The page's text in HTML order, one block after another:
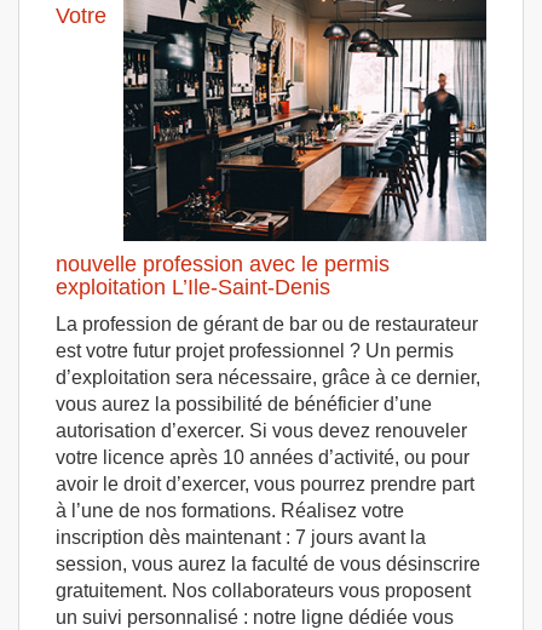
Votre
nouvelle profession avec le permis
exploitation L’Ile-Saint-Denis
La profession de gérant de bar ou de restaurateur
est votre futur projet professionnel ? Un permis
d’exploitation sera nécessaire, grâce à ce dernier,
vous aurez la possibilité de bénéficier d’une
autorisation d’exercer. Si vous devez renouveler
votre licence après 10 années d’activité, ou pour
avoir le droit d’exercer, vous pourrez prendre part
à l’une de nos formations. Réalisez votre
inscription dès maintenant : 7 jours avant la
session, vous aurez la faculté de vous désinscrire
gratuitement. Nos collaborateurs vous proposent
un suivi personnalisé : notre ligne dédiée vous